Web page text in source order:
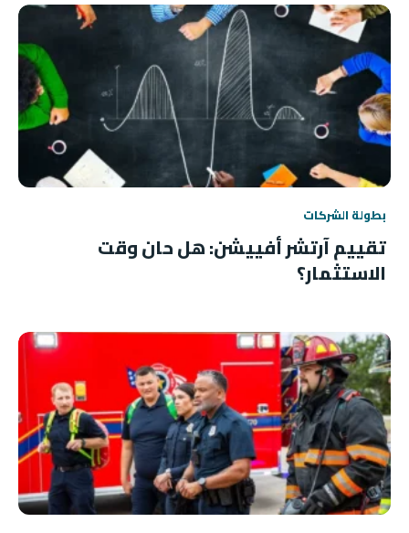
بطولة الشركات
تقييم آرتشر أفييشن: هل حان وقت
الاستثمار؟